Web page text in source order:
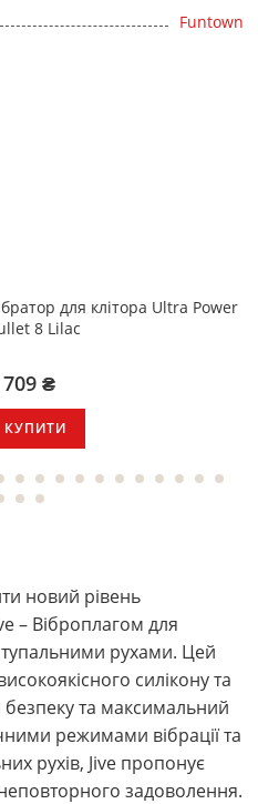
Funtown
для клітора Ultra Power
8 Lilac
709 ₴
КУПИТИ
новий рівень
– Віброплагом для
рухами. Цей
силікону та
безпеку та максимальний
режимами вібрації та
рухів, Jive пропонує
задоволення.